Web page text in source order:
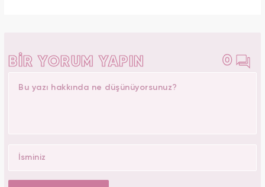
BİR YORUM YAPIN 0